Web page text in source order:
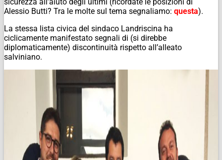
sicurezza all’aiuto degli ultimi (ricordate le posizioni di
Alessio Butti? Tra le molte sul tema segnaliamo: questa).
La stessa lista civica del sindaco Landriscina ha
ciclicamente manifestato segnali di (si direbbe
diplomaticamente) discontinuità rispetto all’alleato
salviniano.